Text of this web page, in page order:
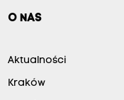
O NAS
Aktualności
Kraków